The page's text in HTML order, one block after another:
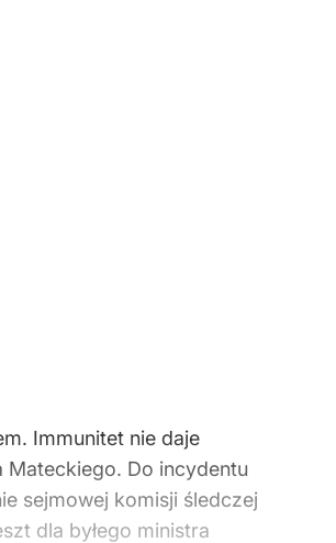
Immunitet nie daje
Mateckiego. Do incydentu
sejmowej komisji śledczej
dla byłego ministra